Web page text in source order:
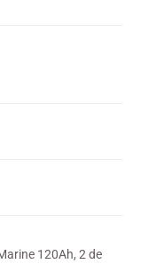
120Ah, 2 de